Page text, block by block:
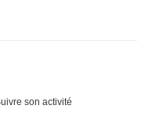
son activité